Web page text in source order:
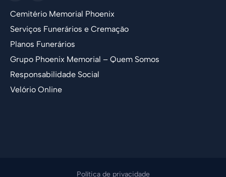
Cemitério Memorial Phoenix
Serviços Funerários e Cremação
Planos Funerários
Grupo Phoenix Memorial – Quem Somos
Responsabilidade Social
Velório Online
Política de privacidade